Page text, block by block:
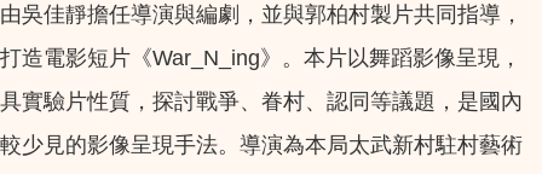
由吳佳靜擔任導演與編劇，並與郭柏村製片共同指導，
打造電影短片《War_N_ing》。本片以舞蹈影像呈現，
具實驗片性質，探討戰爭、眷村、認同等議題，是國內
較少見的影像呈現手法。導演為本局太武新村駐村藝術